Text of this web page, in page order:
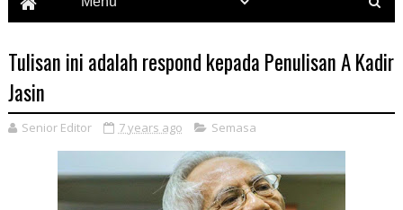
Tulisan ini adalah respond kepada Penulisan A Kadir
Jasin
Senior Editor 7 years ago Semasa